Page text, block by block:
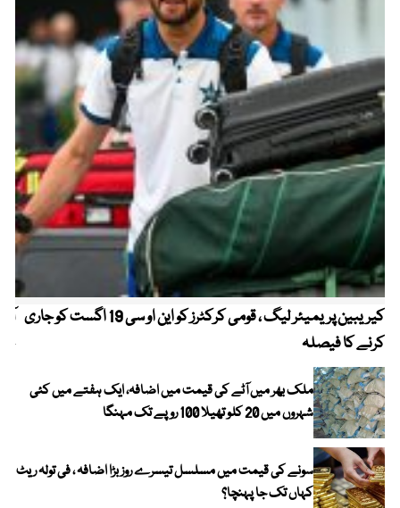
کیریبین پریمیئر لیگ ، قومی کرکٹرز کو این او سی 19 اگست کو جاری
کرنے کا فیصلہ
ملک بھر میں آٹے کی قیمت میں اضافہ، ایک ہفتے میں کئی
شہروں میں 20 کلو تھیلا 100 روپے تک مہنگا
سونے کی قیمت میں مسلسل تیسرے روز بڑا اضافہ ، فی تولہ ریٹ
کہاں تک جا پہنچا؟